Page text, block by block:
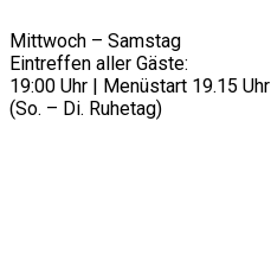
Mittwoch – Samstag
Eintreffen aller Gäste:
19:00 Uhr | Menüstart 19.15 Uhr
(So. – Di. Ruhetag)